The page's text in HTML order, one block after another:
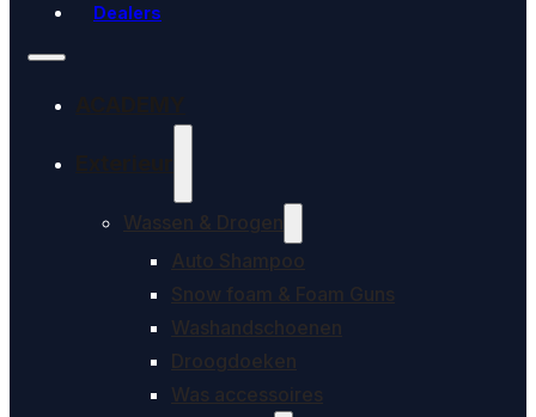
Dealers
Wassen & Drogen
Auto Shampoo
Snow foam & Foam Guns
Washandschoenen
Droogdoeken
Was accessoires